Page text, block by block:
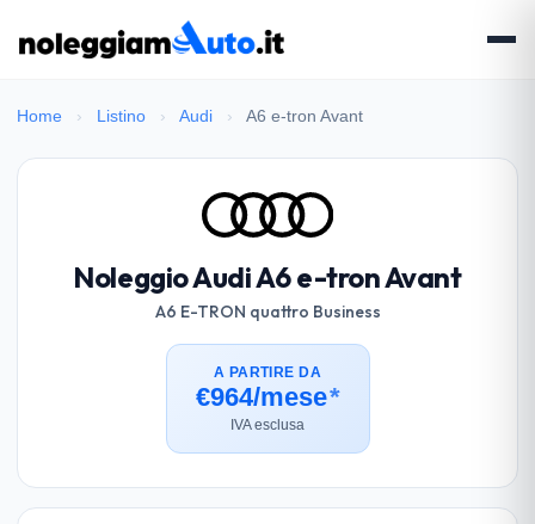
Home › Listino › Audi › A6 e-tron Avant
Noleggio Audi A6 e-tron Avant
A6 E-TRON quattro Business
A PARTIRE DA
€964/mese*
IVA esclusa